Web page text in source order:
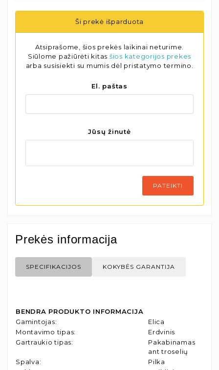
Ši prekė išparduota
Atsiprašome, šios prekės laikinai neturime.
Siūlome pažiūrėti kitas šios kategorijos prekes
arba susisiekti su mumis dėl pristatymo termino.
El. paštas
Jūsų žinutė
PATEIKTI
Prekės informacija
SPECIFIKACIJOS KOKYBĖS GARANTIJA
BENDRA PRODUKTO INFORMACIJA
Gamintojas:
Elica
Montavimo tipas:
Erdvinis
Gartraukio tipas:
Pakabinamas
ant troselių
Spalva:
Pilka